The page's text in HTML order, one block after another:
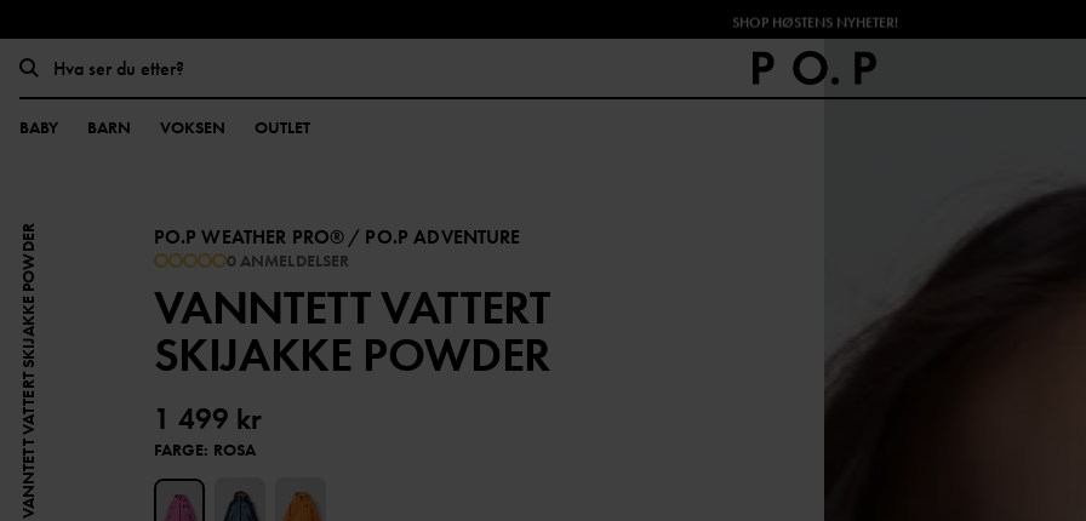
SHOP HØSTENS NYHETER!
BABY BARN VOKSEN OUTLET
VANNTETT VATTERT SKIJAKKE POWDER PO.P WEATHER PRO® / PO.P ADVENTURE
0 ANMELDELSER
VANNTETT VATTERT
SKIJAKKE POWDER
1 499 kr
FARGE: ROSA